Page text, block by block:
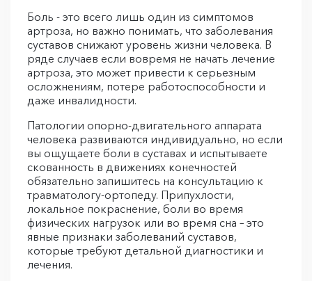
Боль - это всего лишь один из симптомов
артроза, но важно понимать, что заболевания
суставов снижают уровень жизни человека. В
ряде случаев если вовремя не начать лечение
артроза, это может привести к серьезным
осложнениям, потере работоспособности и
даже инвалидности.
Патологии опорно-двигательного аппарата
человека развиваются индивидуально, но если
вы ощущаете боли в суставах и испытываете
скованность в движениях конечностей
обязательно запишитесь на консультацию к
травматологу-ортопеду. Припухлости,
локальное покраснение, боли во время
физических нагрузок или во время сна – это
явные признаки заболеваний суставов,
которые требуют детальной диагностики и
лечения.